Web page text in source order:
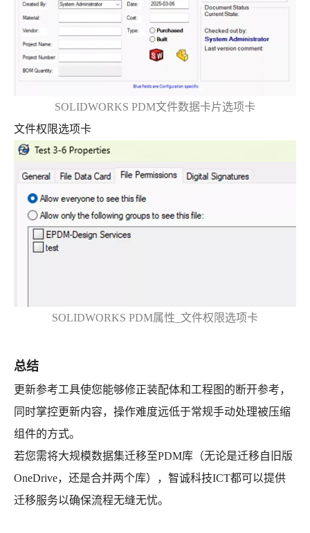
SOLIDWORKS PDM文件数据卡片选项卡
文件权限选项卡
SOLIDWORKS PDM属性_文件权限选项卡
总结
更新参考工具使您能够修正装配体和工程图的断开参考，
同时掌控更新内容，操作难度远低于常规手动处理被压缩
组件的方式。
若您需将大规模数据集迁移至PDM库（无论是迁移自旧版
OneDrive，还是合并两个库），智诚科技ICT都可以提供
迁移服务以确保流程无缝无忧。